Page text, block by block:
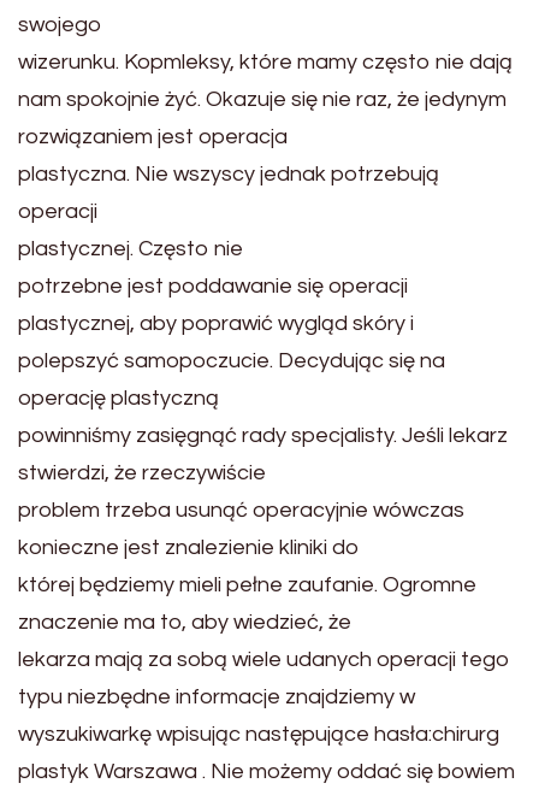
swojego
wizerunku. Kopmleksy, które mamy często nie dają
nam spokojnie żyć. Okazuje się nie raz, że jedynym
rozwiązaniem jest operacja
plastyczna. Nie wszyscy jednak potrzebują
operacji
plastycznej. Często nie
potrzebne jest poddawanie się operacji
plastycznej, aby poprawić wygląd skóry i
polepszyć samopoczucie. Decydując się na
operację plastyczną
powinniśmy zasięgnąć rady specjalisty. Jeśli lekarz
stwierdzi, że rzeczywiście
problem trzeba usunąć operacyjnie wówczas
konieczne jest znalezienie kliniki do
której będziemy mieli pełne zaufanie. Ogromne
znaczenie ma to, aby wiedzieć, że
lekarza mają za sobą wiele udanych operacji tego
typu niezbędne informacje znajdziemy w
wyszukiwarkę wpisując następujące hasła:chirurg
plastyk Warszawa . Nie możemy oddać się bowiem